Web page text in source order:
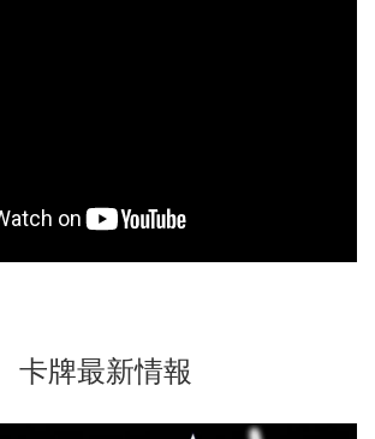
卡牌最新情報